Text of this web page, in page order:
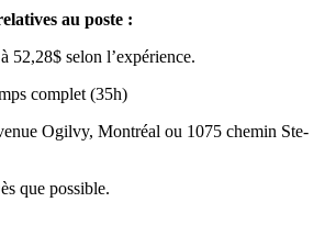
au poste :
52,28$ selon l’expérience.
complet (35h)
Ogilvy, Montréal ou 1075 chemin Ste-
que possible.